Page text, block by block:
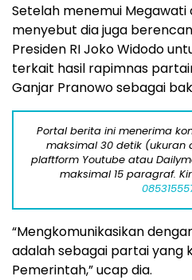
Setelah menemui Megawati
menyebut dia juga
Presiden RI Joko Widodo
terkait hasil rapimnas
Ganjar Pranowo sebagai
Portal berita ini menerima
maksimal 30 detik (ukuran
plaftform Youtube atau
maksimal 15 paragraf.
“Mengkomunikasikan
adalah sebagai partai yang
Pemerintah,” ucap dia.